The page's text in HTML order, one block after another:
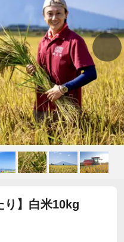
り】白米10kg